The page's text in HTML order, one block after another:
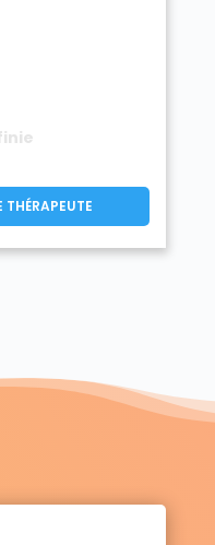
THÉRAPEUTE